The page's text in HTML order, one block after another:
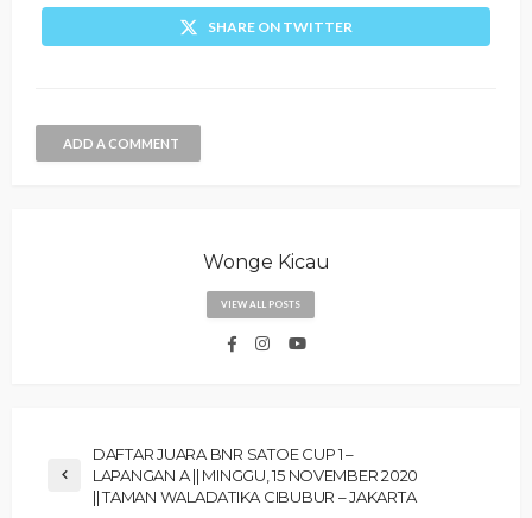
SHARE ON TWITTER
ADD A COMMENT
Wonge Kicau
VIEW ALL POSTS
DAFTAR JUARA BNR SATOE CUP 1 –
LAPANGAN A || MINGGU, 15 NOVEMBER 2020
|| TAMAN WALADATIKA CIBUBUR – JAKARTA